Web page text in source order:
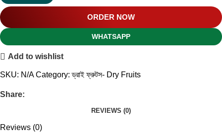
ORDER NOW
WHATSAPP
Add to wishlist
SKU: N/ACategory: ড্রাই ফ্রুটস- Dry Fruits
Share:
REVIEWS (0)
Reviews (0)